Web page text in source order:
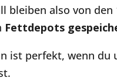
bleiben also von
Fettdepots
ist perfekt, wenn du